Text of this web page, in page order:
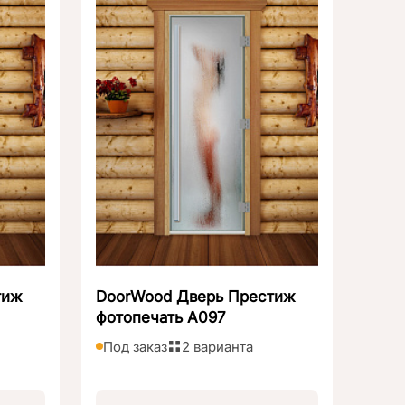
DoorWood Дверь Престиж
фотопечать А097
Под заказ 2 варианта